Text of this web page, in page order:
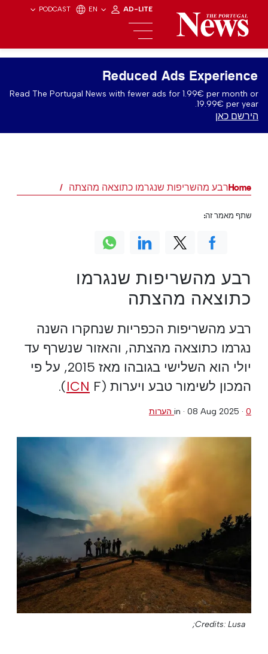
PODCAST EN AD-LITE
Reduced Ads Experience
Read The Portugal News with fewer ads for 1.99€ per month or
19.99€ per year.
הירשם כאן
Homeרבע מהשריפות שנגרמו כתוצאה מהצתה
רבע מהשריפות שנגרמו
כתוצאה מהצתה
רבע מהשריפות הכפריות שנחקרו השנה
נגרמו כתוצאה מהצתה, והאזור שנשרף עד
יולי הוא השלישי בגובהו מאז 2015, על פי
המכון לשימור טבע ויערות (
ICN F).
in · 08 Aug 2025 · 0 הערות
Credits: Lusa;
שתף מאמר זה: